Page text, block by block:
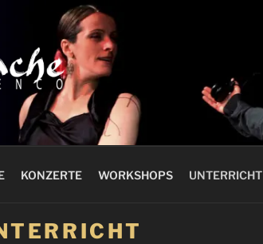
FLAMENCO
KONZERTE WORKSHOPS UNTERRICHT